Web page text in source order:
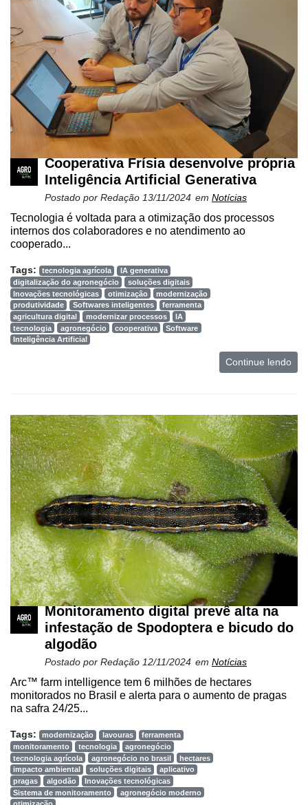
Cooperativa Frísia desenvolve própria
Inteligência Artificial Generativa
Postado por Redação 13/11/2024 em Notícias
Tecnologia é voltada para a otimização dos processos
internos dos colaboradores e no atendimento ao
cooperado...
Tags: tecnologia agrícola
IA generativa
digitalização do agronegócio
soluções digitais
Inovações tecnológicas
otimização
modernização
produtividade
Softwares inteligentes
ferramenta
agricultura digital
modernizar processos
IA
tecnologia
agronegócio cooperativa
Software
Inteligência Artificial
Continue lendo
Monitoramento digital prevê alta na
infestação de Spodoptera e bicudo do
algodão
Postado por Redação 12/11/2024 em Notícias
Arc™ farm intelligence tem 6 milhões de hectares
monitorados no Brasil e alerta para o aumento de pragas
na safra 24/25...
Tags: modernização lavouras
ferramenta
monitoramento
tecnologia
agronegócio
tecnologia agrícola
agronegócio no brasil
hectares
impacto ambiental
soluções digitais
aplicativo
pragas
algodão
Inovações tecnológicas
Sistema de monitoramento
agronegócio moderno